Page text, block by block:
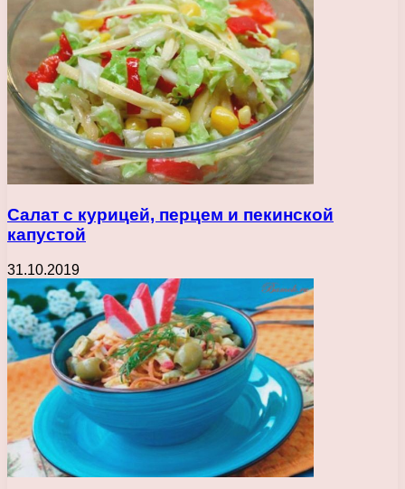
Салат с курицей, перцем и пекинской
капустой
31.10.2019